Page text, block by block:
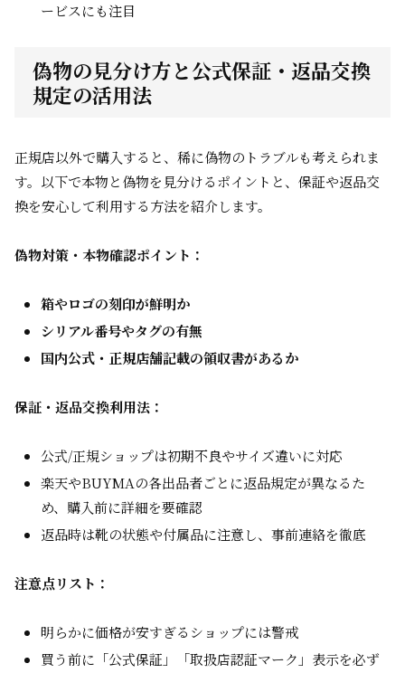
ービスにも注目
偽物の見分け方と公式保証・返品交換
規定の活用法
正規店以外で購入すると、稀に偽物のトラブルも考えられま
す。以下で本物と偽物を見分けるポイントと、保証や返品交
換を安心して利用する方法を紹介します。
偽物対策・本物確認ポイント：
箱やロゴの刻印が鮮明か
シリアル番号やタグの有無
国内公式・正規店舗記載の領収書があるか
保証・返品交換利用法：
公式/正規ショップは初期不良やサイズ違いに対応
楽天やBUYMAの各出品者ごとに返品規定が異なるた
め、購入前に詳細を要確認
返品時は靴の状態や付属品に注意し、事前連絡を徹底
注意点リスト：
明らかに価格が安すぎるショップには警戒
買う前に「公式保証」「取扱店認証マーク」表示を必ず